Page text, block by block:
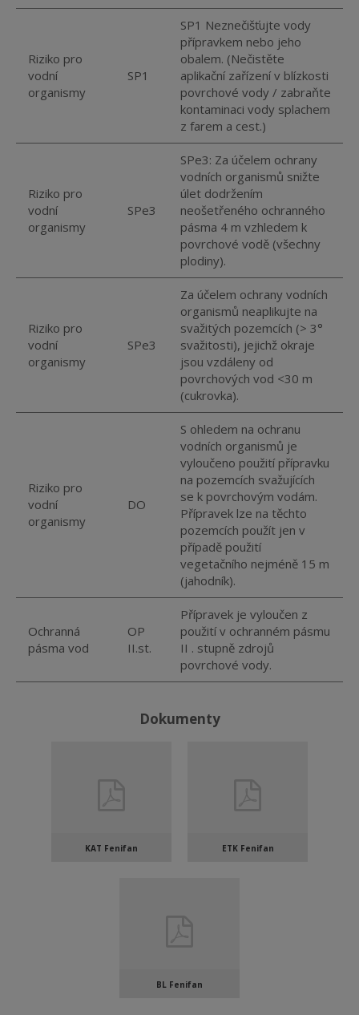
Riziko pro
vodní
organismy
SP1
SP1 Neznečišťujte vody
přípravkem nebo jeho
obalem. (Nečistěte
aplikační zařízení v blízkosti
povrchové vody / zabraňte
kontaminaci vody splachem
z farem a cest.)
Riziko pro
vodní
organismy
SPe3
SPe3: Za účelem ochrany
vodních organismů snižte
úlet dodržením
neošetřeného ochranného
pásma 4 m vzhledem k
povrchové vodě (všechny
plodiny).
Riziko pro
vodní
organismy
SPe3
Za účelem ochrany vodních
organismů neaplikujte na
svažitých pozemcích (> 3°
svažitosti), jejichž okraje
jsou vzdáleny od
povrchových vod <30 m
(cukrovka).
Riziko pro
vodní
organismy
DO
S ohledem na ochranu
vodních organismů je
vyloučeno použití přípravku
na pozemcích svažujících
se k povrchovým vodám.
Přípravek lze na těchto
pozemcích použít jen v
případě použití
vegetačního nejméně 15 m
(jahodník).
Ochranná
pásma vod
OP
II.st.
Přípravek je vyloučen z
použití v ochranném pásmu
II . stupně zdrojů
povrchové vody.
Dokumenty
KAT Fenifan ETK Fenifan
BL Fenifan